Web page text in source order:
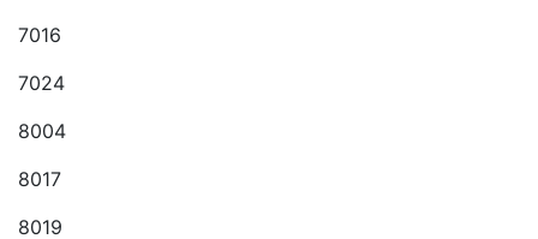
7016
7024
8004
8017
8019